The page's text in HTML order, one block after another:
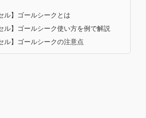
ル】ゴールシークとは
ル】ゴールシーク使い方を例で解説
ル】ゴールシークの注意点